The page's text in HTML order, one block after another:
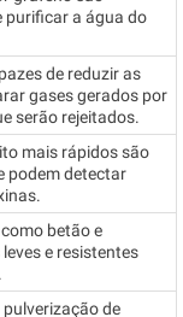
purificar a água do
de reduzir as
gases gerados por
serão rejeitados.
mais rápidos são
podem detectar
betão e
e resistentes
de